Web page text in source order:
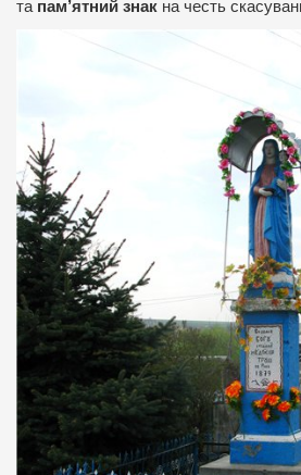
та пам’ятний знак на честь